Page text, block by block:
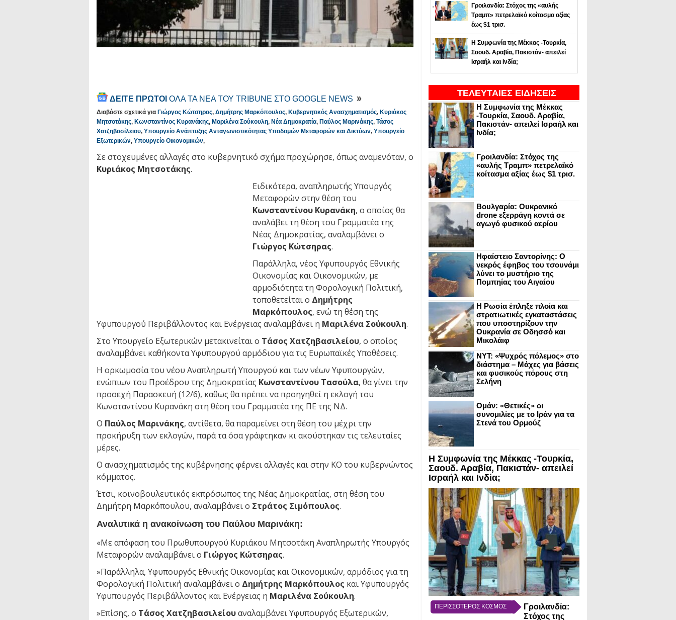
Γροιλανδία: Στόχος της «αυλής
Τραμπ» πετρελαϊκό κοίτασμα αξίας
έως $1 τρισ.
Η Συμφωνία της Μέκκας -Τουρκία,
Σαουδ. Αραβία, Πακιστάν- απειλεί
Ισραήλ και Ινδία;
ΤΕΛΕΥΤΑΙΕΣ ΕΙΔΗΣΕΙΣ
Η Συμφωνία της Μέκκας
-Τουρκία, Σαουδ. Αραβία,
Πακιστάν- απειλεί Ισραήλ και
Ινδία;
Γροιλανδία: Στόχος της
«αυλής Τραμπ» πετρελαϊκό
κοίτασμα αξίας έως $1 τρισ.
Βουλγαρία: Ουκρανικό
drone εξερράγη κοντά σε
αγωγό φυσικού αερίου
Ηφαίστειο Σαντορίνης: Ο
νεκρός έφηβος του τσουνάμι
λύνει το μυστήριο της
Πομπηίας του Αιγαίου
Η Ρωσία έπληξε πλοία και
στρατιωτικές εγκαταστάσεις
που υποστηρίζουν την
Ουκρανία σε Οδησσό και
Μικολάιφ
NYT: «Ψυχρός πόλεμος» στο
διάστημα – Μάχες για βάσεις
και φυσικούς πόρους στη
Σελήνη
Ομάν: «Θετικές» οι
συνομιλίες με το Ιράν για τα
Στενά του Ορμούζ
Η Συμφωνία της Μέκκας -Τουρκία,
Σαουδ. Αραβία, Πακιστάν- απειλεί
Ισραήλ και Ινδία;
ΠΕΡΙΣΣΟΤΕΡΟΣ ΚΟΣΜΟΣ
Γροιλανδία:
Στόχος της
ΔΕΙΤΕ ΠΡΩΤΟΙ ΟΛΑ ΤΑ ΝΕΑ ΤΟΥ TRIBUNE ΣΤΟ GOOGLE NEWS
Διαβάστε σχετικά για Γιώργος Κώτσηρας, Δημήτρης Μαρκόπουλος, Κυβερνητικός Ανασχηματισμός, Κυριάκος
Μητσοτάκης, Κωνσταντίνος Κυρανάκης, Μαριλένα Σούκουλη, Νέα Δημοκρατία, Παύλος Μαρινάκης, Τάσος
Χατζηβασίλειου, Υπουργείο Ανάπτυξης Ανταγωνιστικότητας Υποδομών Μεταφορών και Δικτύων, Υπουργείο
Εξωτερικών, Υπουργείο Οικονομικών,
Σε στοχευμένες αλλαγές στο κυβερνητικό σχήμα προχώρησε, όπως αναμενόταν, ο
Κυριάκος Μητσοτάκης.
Ειδικότερα, αναπληρωτής Υπουργός
Μεταφορών στην θέση του
Κωνσταντίνου Κυρανάκη, ο οποίος θα
αναλάβει τη θέση του Γραμματέα της
Νέας Δημοκρατίας, αναλαμβάνει ο
Γιώργος Κώτσηρας.
Παράλληλα, νέος Υφυπουργός Εθνικής
Οικονομίας και Οικονομικών, με
αρμοδιότητα τη Φορολογική Πολιτική,
τοποθετείται ο Δημήτρης
Μαρκόπουλος, ενώ τη θέση της
Υφυπουργού Περιβάλλοντος και Ενέργειας αναλαμβάνει η Μαριλένα Σούκουλη.
Στο Υπουργείο Εξωτερικών μετακινείται ο Τάσος Χατζηβασιλείου, ο οποίος
αναλαμβάνει καθήκοντα Υφυπουργού αρμόδιου για τις Ευρωπαϊκές Υποθέσεις.
Η ορκωμοσία του νέου Αναπληρωτή Υπουργού και των νέων Υφυπουργών,
ενώπιων του Προέδρου της Δημοκρατίας Κωνσταντίνου Τασούλα, θα γίνει την
προσεχή Παρασκευή (12/6), καθως θα πρέπει να προηγηθεί η εκλογή του
Κωνσταντίνου Κυρανάκη στη θέση του Γραμματέα της ΠΕ της ΝΔ.
Ο Παύλος Μαρινάκης, αντίθετα, θα παραμείνει στη θέση του μέχρι την
προκήρυξη των εκλογών, παρά τα όσα γράφτηκαν κι ακούστηκαν τις τελευταίες
μέρες.
Ο ανασχηματισμός της κυβέρνησης φέρνει αλλαγές και στην ΚΟ του κυβερνώντος
κόμματος.
Έτσι, κοινοβουλευτικός εκπρόσωπος της Νέας Δημοκρατίας, στη θέση του
Δημήτρη Μαρκόπουλου, αναλαμβάνει ο Στράτος Σιμόπουλος.
Αναλυτικά η ανακοίνωση του Παύλου Μαρινάκη:
«Με απόφαση του Πρωθυπουργού Κυριάκου Μητσοτάκη Αναπληρωτής Υπουργός
Μεταφορών αναλαμβάνει ο Γιώργος Κώτσηρας.
»Παράλληλα, Υφυπουργός Εθνικής Οικονομίας και Οικονομικών, αρμόδιος για τη
Φορολογική Πολιτική αναλαμβάνει ο Δημήτρης Μαρκόπουλος και Υφυπουργός
Υφυπουργός Περιβάλλοντος και Ενέργειας η Μαριλένα Σούκουλη.
»Επίσης, ο Τάσος Χατζηβασιλείουαναλαμβάνει Υφυπουργός Εξωτερικών,